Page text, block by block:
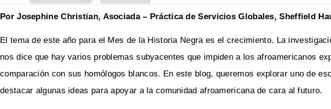
Por Josephine Christian, Asociada – Práctica de Servicios Globales, Sheffield
El tema de este año para el Mes de la Historia Negra es el crecimiento. La
nos dice que hay varios problemas subyacentes que impiden a los afroamericanos
comparación con sus homólogos blancos. En este blog, queremos explorar uno de
destacar algunas ideas para apoyar a la comunidad afroamericana de cara al futuro.